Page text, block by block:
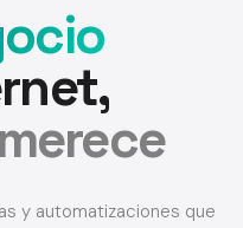
y automatizaciones que